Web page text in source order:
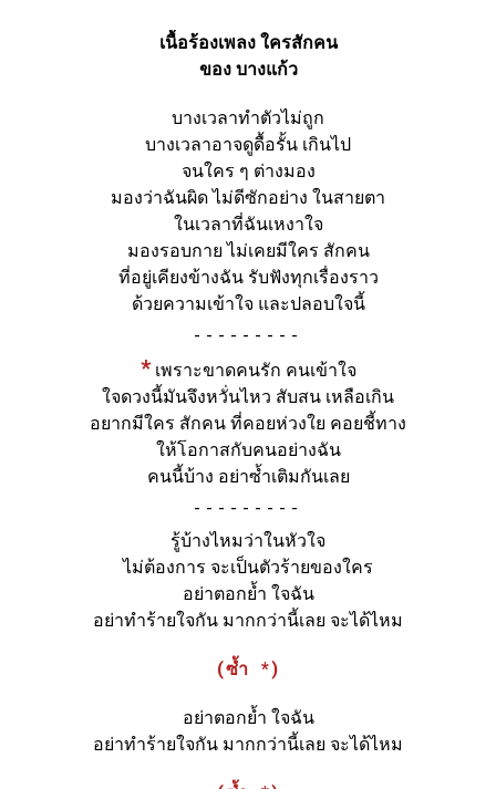
เนื้อร้องเพลง ใครสักคน
ของ บางแก้ว
บางเวลาทำตัวไม่ถูก
บางเวลาอาจดูดื้อรั้น เกินไป
จนใคร ๆ ต่างมอง
มองว่าฉันผิด ไม่ดีซักอย่าง ในสายตา
ในเวลาที่ฉันเหงาใจ
มองรอบกาย ไม่เคยมีใคร สักคน
ที่อยู่เคียงข้างฉัน รับฟังทุกเรื่องราว
ด้วยความเข้าใจ และปลอบใจนี้
-
*เพราะขาดคนรัก คนเข้าใจ
ใจดวงนี้มันจึงหวั่นไหว สับสน เหลือเกิน
อยากมีใคร สักคน ที่คอยห่วงใย คอยชี้ทาง
ให้โอกาสกับคนอย่างฉัน
คนนี้บ้าง อย่าซ้ำเติมกันเลย
-
รู้บ้างไหมว่าในหัวใจ
ไม่ต้องการ จะเป็นตัวร้ายของใคร
อย่าตอกย้ำ ใจฉัน
อย่าทำร้ายใจกัน มากกว่านี้เลย จะได้ไหม
(ซ้ำ *)
อย่าตอกย้ำ ใจฉัน
อย่าทำร้ายใจกัน มากกว่านี้เลย จะได้ไหม